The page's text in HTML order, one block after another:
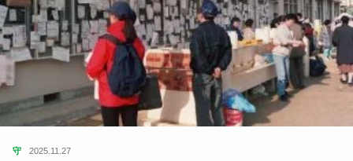
守 2025.11.27